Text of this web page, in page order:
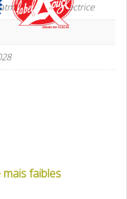
protectrice
faibles